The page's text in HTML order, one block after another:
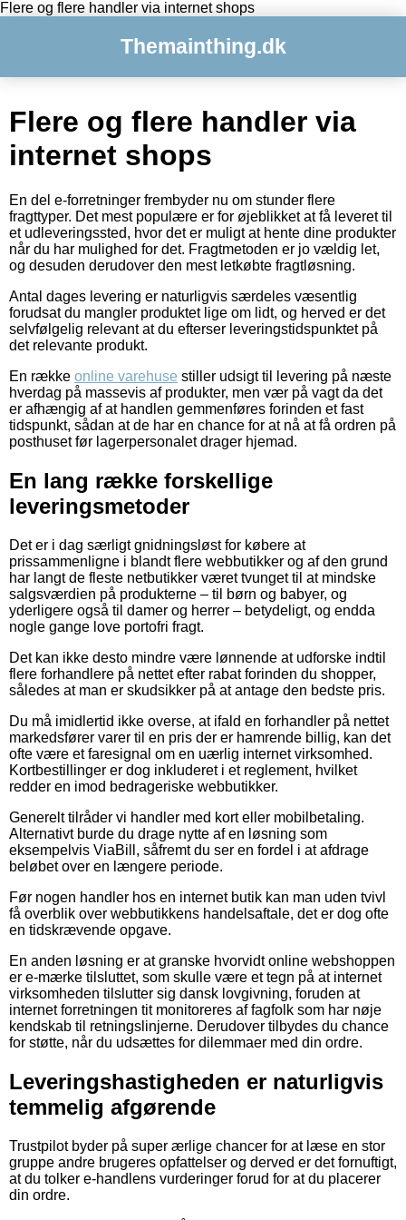
Flere og flere handler via internet shops
Themainthing.dk
Flere og flere handler via
internet shops
En del e-forretninger frembyder nu om stunder flere
fragttyper. Det mest populære er for øjeblikket at få leveret til
et udleveringssted, hvor det er muligt at hente dine produkter
når du har mulighed for det. Fragtmetoden er jo vældig let,
og desuden derudover den mest letkøbte fragtløsning.
Antal dages levering er naturligvis særdeles væsentlig
forudsat du mangler produktet lige om lidt, og herved er det
selvfølgelig relevant at du efterser leveringstidspunktet på
det relevante produkt.
En række online varehuse stiller udsigt til levering på næste
hverdag på massevis af produkter, men vær på vagt da det
er afhængig af at handlen gemmenføres forinden et fast
tidspunkt, sådan at de har en chance for at nå at få ordren på
posthuset før lagerpersonalet drager hjemad.
En lang række forskellige
leveringsmetoder
Det er i dag særligt gnidningsløst for købere at
prissammenligne i blandt flere webbutikker og af den grund
har langt de fleste netbutikker været tvunget til at mindske
salgsværdien på produkterne – til børn og babyer, og
yderligere også til damer og herrer – betydeligt, og endda
nogle gange love portofri fragt.
Det kan ikke desto mindre være lønnende at udforske indtil
flere forhandlere på nettet efter rabat forinden du shopper,
således at man er skudsikker på at antage den bedste pris.
Du må imidlertid ikke overse, at ifald en forhandler på nettet
markedsfører varer til en pris der er hamrende billig, kan det
ofte være et faresignal om en uærlig internet virksomhed.
Kortbestillinger er dog inkluderet i et reglement, hvilket
redder en imod bedrageriske webbutikker.
Generelt tilråder vi handler med kort eller mobilbetaling.
Alternativt burde du drage nytte af en løsning som
eksempelvis ViaBill, såfremt du ser en fordel i at afdrage
beløbet over en længere periode.
Før nogen handler hos en internet butik kan man uden tvivl
få overblik over webbutikkens handelsaftale, det er dog ofte
en tidskrævende opgave.
En anden løsning er at granske hvorvidt online webshoppen
er e-mærke tilsluttet, som skulle være et tegn på at internet
virksomheden tilslutter sig dansk lovgivning, foruden at
internet forretningen tit monitoreres af fagfolk som har nøje
kendskab til retningslinjerne. Derudover tilbydes du chance
for støtte, når du udsættes for dilemmaer med din ordre.
Leveringshastigheden er naturligvis
temmelig afgørende
Trustpilot byder på super ærlige chancer for at læse en stor
gruppe andre brugeres opfattelser og derved er det fornuftigt,
at du tolker e-handlens vurderinger forud for at du placerer
din ordre.